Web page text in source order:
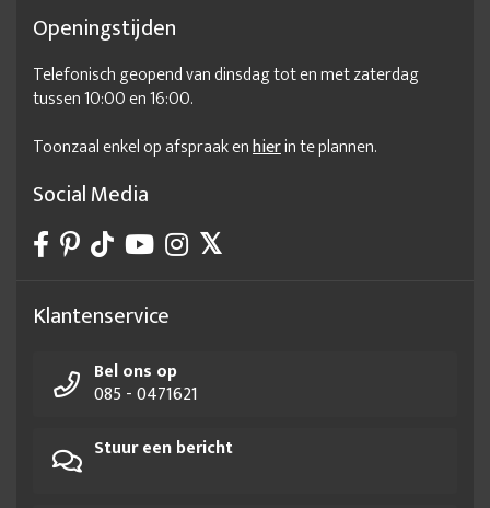
Openingstijden
Telefonisch geopend van dinsdag tot en met zaterdag
tussen 10:00 en 16:00.
Toonzaal enkel op afspraak enhierin te plannen.
Social Media
Klantenservice
Bel ons op
085 - 0471621
Stuur een bericht